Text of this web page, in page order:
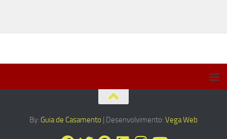
By: Guia de Casamento | Desenvolvimento: Vega Web